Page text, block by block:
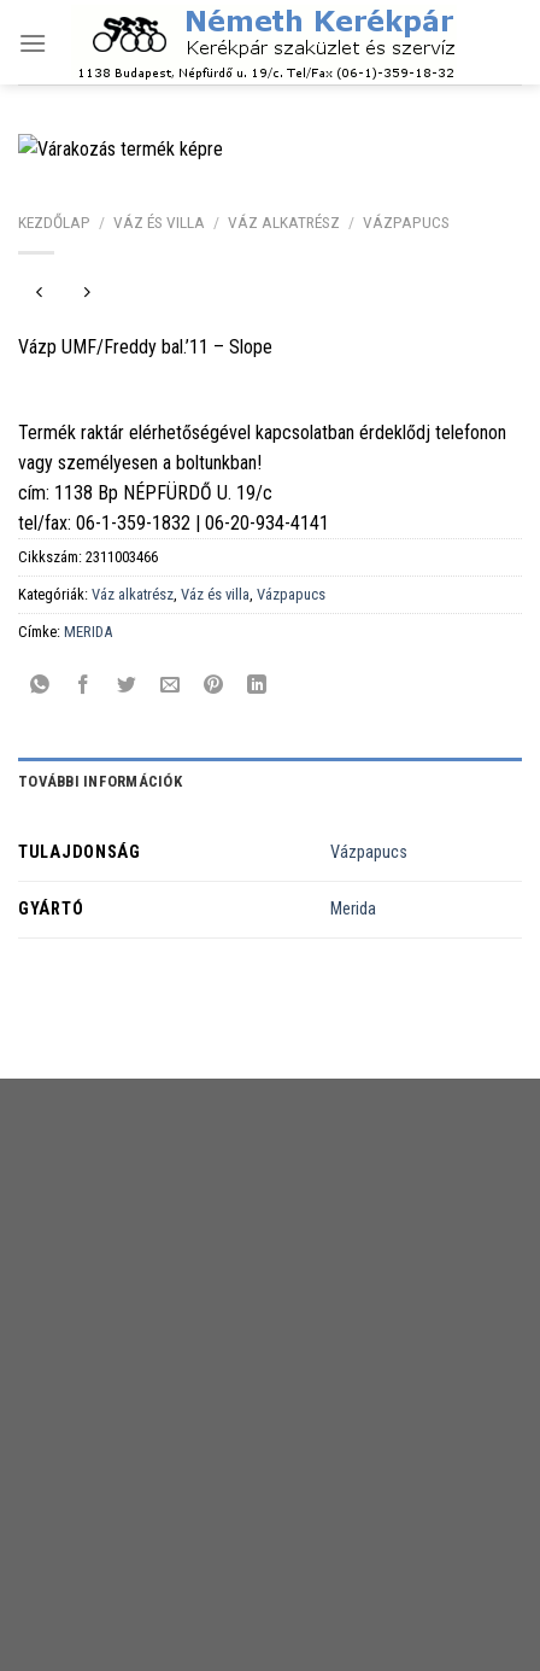
KEZDŐLAP / VÁZ ÉS VILLA / VÁZ ALKATRÉSZ / VÁZPAPUCS
Vázp UMF/Freddy bal.’11 – Slope
Termék raktár elérhetőségével kapcsolatban érdeklődj telefonon
vagy személyesen a boltunkban!
cím: 1138 Bp NÉPFÜRDŐ U. 19/c
tel/fax: 06-1-359-1832 | 06-20-934-4141
Cikkszám: 2311003466
Kategóriák: Váz alkatrész Váz és villa Vázpapucs
Címke: MERIDA
TOVÁBBI INFORMÁCIÓK
TULAJDONSÁG Vázpapucs
GYÁRTÓ Merida